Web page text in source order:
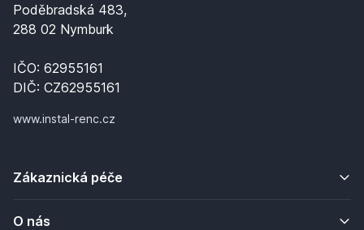
Poděbradská 483,
288 02 Nymburk
IČO: 62955161
DIČ: CZ62955161
www.instal-renc.cz
Zákaznická péče
O nás